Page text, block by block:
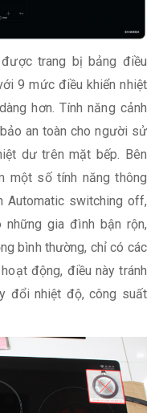
được trang bị bảng điều
9 mức điều khiển nhiệt
hơn. Tính năng cảnh
an toàn cho người sử
dư trên mặt bếp. Bên
một số tính năng thông
Automatic switching off,
những gia đình bận rộn,
bình thường, chỉ có các
động, điều này tránh
đổi nhiệt độ, công suất